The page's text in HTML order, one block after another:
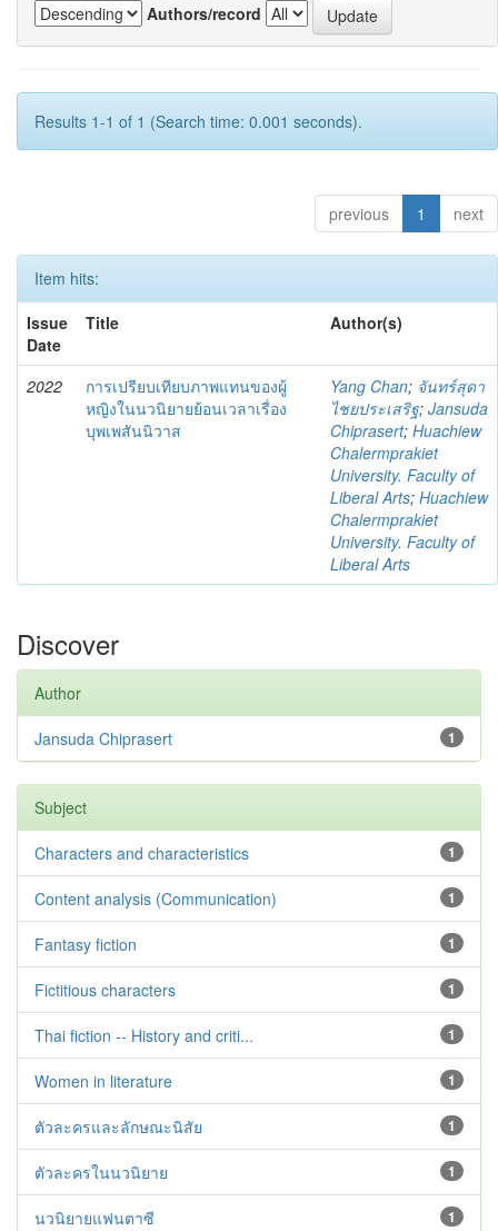
Authors/record
Results 1-1 of 1 (Search time: 0.001 seconds).
previous 1 next
Item hits:
Issue
Date
Title Author(s)
2022
การเปรียบเทียบภาพแทนของผู้
หญิงในนวนิยายย้อนเวลาเรื่อง
บุพเพสันนิวาส
Yang Chan; จันทร์สุดา
ไชยประเสริฐ; Jansuda
Chiprasert; Huachiew
Chalermprakiet
University. Faculty of
Liberal Arts; Huachiew
Chalermprakiet
University. Faculty of
Liberal Arts
Discover
Author
1
Jansuda Chiprasert
Subject
1
Characters and characteristics
1
Content analysis (Communication)
1
Fantasy fiction
1
Fictitious characters
1
Thai fiction -- History and criti...
1
Women in literature
1
ตัวละครและลักษณะนิสัย
1
ตัวละครในนวนิยาย
1
นวนิยายแฟนตาซี